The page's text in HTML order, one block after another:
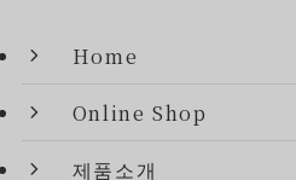
Home
Online Shop
제품소개